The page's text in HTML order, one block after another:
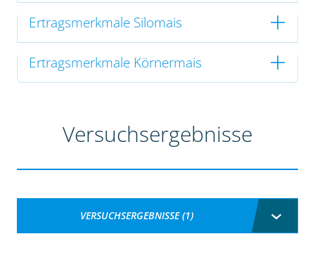
Ertragsmerkmale Silomais
Ertragsmerkmale Körnermais
Versuchsergebnisse
VERSUCHSERGEBNISSE (1)